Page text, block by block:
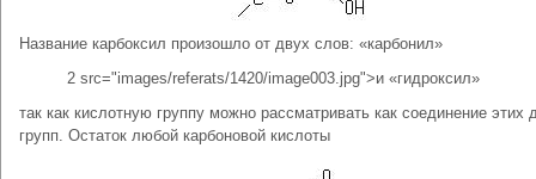
Название карбоксил произошло от двух слов: «карбонил»
2 src="images/referats/1420/image003.jpg">и «гидроксил»
так как кислотную группу можно рассматривать как соединение этих
групп. Остаток любой карбоновой кислоты